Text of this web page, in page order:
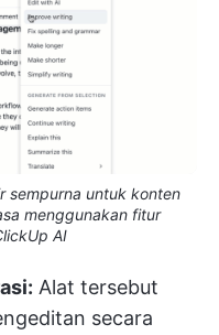
sempurna untuk konten
menggunakan fitur
AI
Alat tersebut
secara